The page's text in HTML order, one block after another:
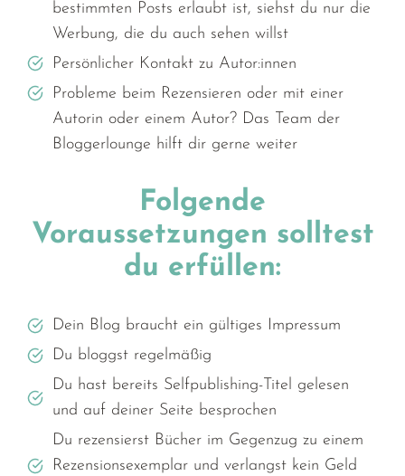
bestimmten Posts erlaubt ist, siehst du nur die
Werbung, die du auch sehen willst
Persönlicher Kontakt zu Autor:innen
Probleme beim Rezensieren oder mit einer
Autorin oder einem Autor? Das Team der
Bloggerlounge hilft dir gerne weiter
Folgende
Voraussetzungen solltest
du erfüllen:
Dein Blog braucht ein gültiges Impressum
Du bloggst regelmäßig
Du hast bereits Selfpublishing-Titel gelesen
und auf deiner Seite besprochen
Du rezensierst Bücher im Gegenzug zu einem
Rezensionsexemplar und verlangst kein Geld